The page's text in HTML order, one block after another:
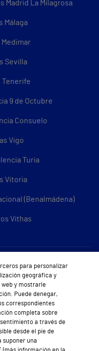
Madrid La Milagrosa
Málaga
Sevilla
Tenerife
9 de Octubre
Consuelo
Vigo
Turia
Vitoria
(Benalmádena)
Vithas
al Cliente
para personalizar
geográfica y
y mostrarle
Puede denegar,
correspondientes
completa sobre
a través de
desde el pie de
suponer una